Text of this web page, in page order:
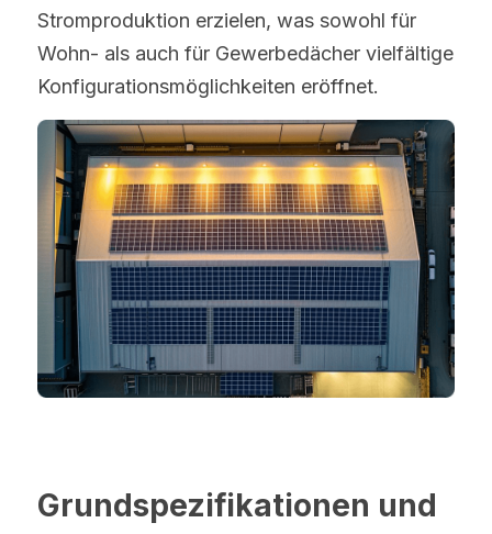
Stromproduktion erzielen, was sowohl für
Wohn- als auch für Gewerbedächer vielfältige
Konfigurationsmöglichkeiten eröffnet.
Grundspezifikationen und